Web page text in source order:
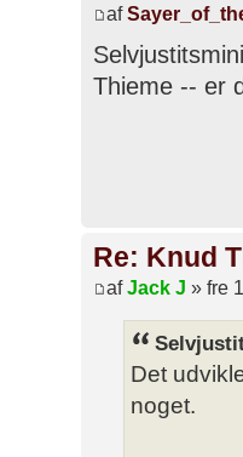
af
Thieme -- er
Re: Knud
afJack J » fre
Det
noget.